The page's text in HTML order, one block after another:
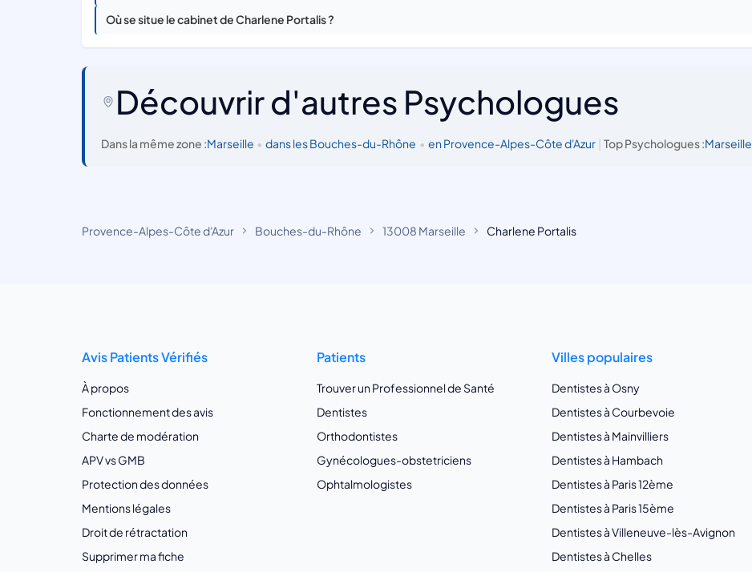
Où se situe le cabinet de Charlene Portalis ?
Découvrir d'autres Psychologues
Dans la même zone :Marseille • dans les Bouches-du-Rhône • en Provence-Alpes-Côte d'Azur | Top Psychologues :Marseille
Provence-Alpes-Côte d'Azur Bouches-du-Rhône 13008 Marseille Charlene Portalis
Avis Patients Vérifiés
À propos
Fonctionnement des avis
Charte de modération
APV vs GMB
Protection des données
Mentions légales
Droit de rétractation
Supprimer ma fiche
Patients
Trouver un Professionnel de Santé
Dentistes
Orthodontistes
Gynécologues-obstetriciens
Ophtalmologistes
Villes populaires
Dentistes à Osny
Dentistes à Courbevoie
Dentistes à Mainvilliers
Dentistes à Hambach
Dentistes à Paris 12ème
Dentistes à Paris 15ème
Dentistes à Villeneuve-lès-Avignon
Dentistes à Chelles